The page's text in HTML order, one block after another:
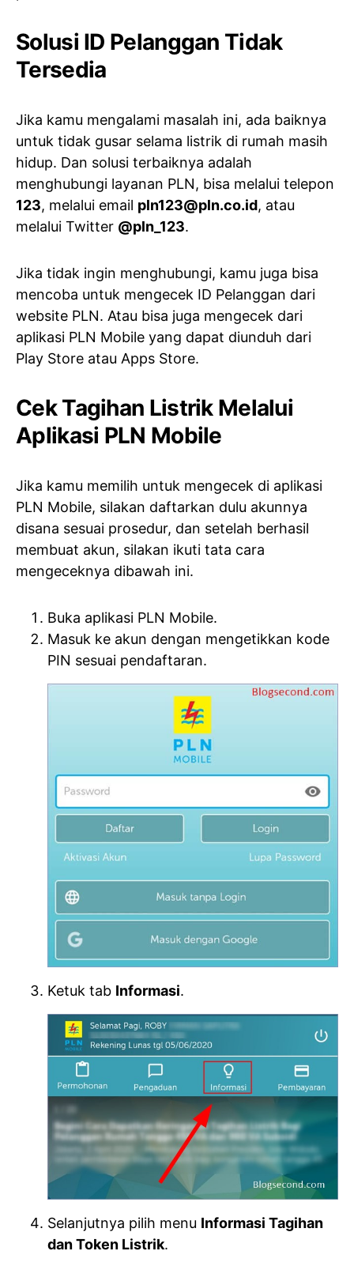
Solusi ID Pelanggan Tidak
Tersedia
Jika kamu mengalami masalah ini, ada baiknya
untuk tidak gusar selama listrik di rumah masih
hidup. Dan solusi terbaiknya adalah
menghubungi layanan PLN, bisa melalui telepon
123, melalui email pln123@pln.co.id, atau
melalui Twitter @pln_123.
Jika tidak ingin menghubungi, kamu juga bisa
mencoba untuk mengecek ID Pelanggan dari
website PLN. Atau bisa juga mengecek dari
aplikasi PLN Mobile yang dapat diunduh dari
Play Store atau Apps Store.
Cek Tagihan Listrik Melalui
Aplikasi PLN Mobile
Jika kamu memilih untuk mengecek di aplikasi
PLN Mobile, silakan daftarkan dulu akunnya
disana sesuai prosedur, dan setelah berhasil
membuat akun, silakan ikuti tata cara
mengeceknya dibawah ini.
Buka aplikasi PLN Mobile.
Masuk ke akun dengan mengetikkan kode
PIN sesuai pendaftaran.
Ketuk tab Informasi.
Selanjutnya pilih menu Informasi Tagihan
dan Token Listrik.